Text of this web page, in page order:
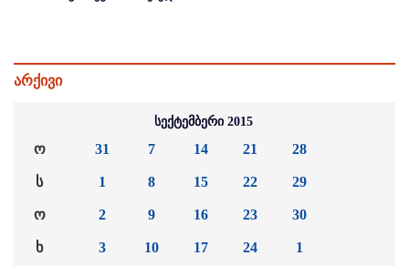
არქივი
სექტემბერი 2015
ო
ს
ო
ხ
31
1
2
3
7
8
9
10
14
15
16
17
21
22
23
24
28
29
30
1